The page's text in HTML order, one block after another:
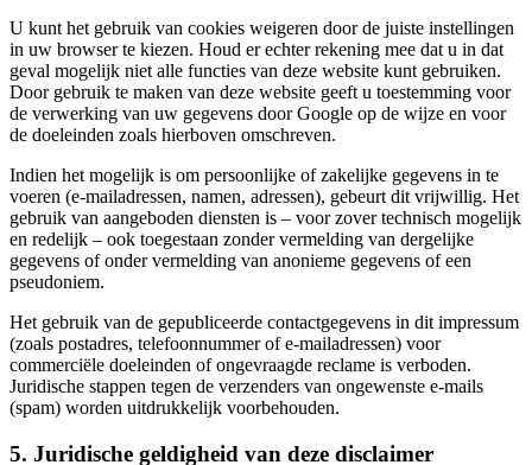
U kunt het gebruik van cookies weigeren door de juiste instellingen
in uw browser te kiezen. Houd er echter rekening mee dat u in dat
geval mogelijk niet alle functies van deze website kunt gebruiken.
Door gebruik te maken van deze website geeft u toestemming voor
de verwerking van uw gegevens door Google op de wijze en voor
de doeleinden zoals hierboven omschreven.
Indien het mogelijk is om persoonlijke of zakelijke gegevens in te
voeren (e-mailadressen, namen, adressen), gebeurt dit vrijwillig. Het
gebruik van aangeboden diensten is – voor zover technisch mogelijk
en redelijk – ook toegestaan zonder vermelding van dergelijke
gegevens of onder vermelding van anonieme gegevens of een
pseudoniem.
Het gebruik van de gepubliceerde contactgegevens in dit impressum
(zoals postadres, telefoonnummer of e-mailadressen) voor
commerciële doeleinden of ongevraagde reclame is verboden.
Juridische stappen tegen de verzenders van ongewenste e-mails
(spam) worden uitdrukkelijk voorbehouden.
5. Juridische geldigheid van deze disclaimer